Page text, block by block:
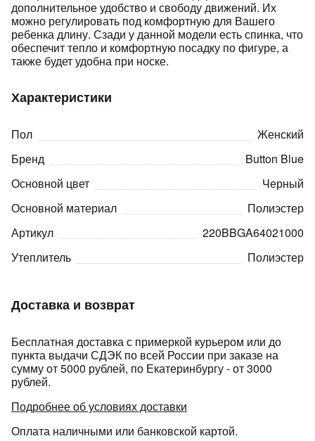
Доставка и возврат
Бесплатная доставка с примеркой курьером или до
пункта выдачи СДЭК по всей России при заказе на
сумму от 5000 рублей, по Екатеринбургу - от 3000
рублей.
Подробнее об условиях доставки
Оплата наличными или банковской картой.
дополнительное удобство и свободу движений. Их
можно регулировать под комфортную для Вашего
ребенка длину. Сзади у данной модели есть спинка, что
обеспечит тепло и комфортную посадку по фигуре, а
также будет удобна при носке.
Характеристики
Пол
Женский
Бренд
Button Blue
Основной цвет
Черный
Основной материал
Полиэстер
Артикул
220BBGA64021000
Утеплитель
Полиэстер